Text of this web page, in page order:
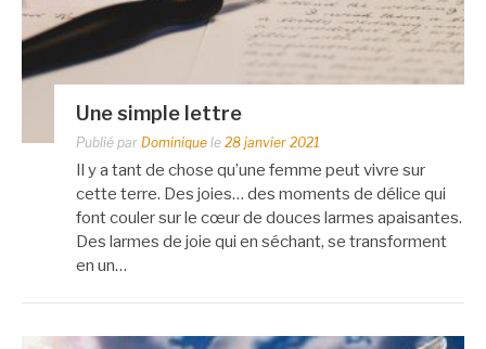
Une simple lettre
Publié par Dominique le 28 janvier 2021
Il y a tant de chose qu’une femme peut vivre sur
cette terre. Des joies… des moments de délice qui
font couler sur le cœur de douces larmes apaisantes.
Des larmes de joie qui en séchant, se transforment
en un…